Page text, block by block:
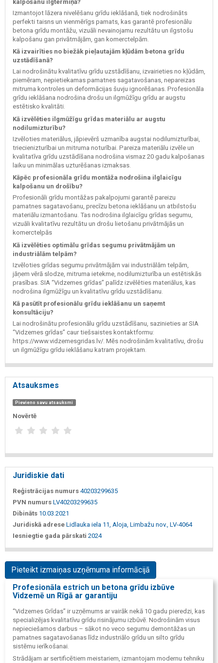
kalpošanu ilgtermiņā?
Izmantojot lāzera nivelēšanu grīdu ieklāšanā, tiek nodrošināts
perfekti taisns un vienmērīgs pamats, kas garantē profesionālu
betona grīdu montāžu, vizuāli nevainojamu rezultātu un ilgstošu
kalpošanu gan privātmājām, gan komerctelpām.
Kā izvairīties no biežāk pieļautajām kļūdām betona grīdu
uzstādīšanā?
Lai nodrošinātu kvalitatīvu grīdu uzstādīšanu, izvairieties no kļūdām,
piemēram, nepietiekamas pamatnes sagatavošanas, nepareizas
mitruma kontroles un deformācijas šuvju ignorēšanas. Profesionāla
grīdu ieklāšana nodrošina drošu un ilgmūžīgu grīdu ar augstu
estētisko kvalitāti.
Kā izvēlēties ilgmūžīgu grīdas materiālu ar augstu
nodilumizturību?
Izvēloties materiālus, jāpievērš uzmanība augstai nodilumizturībai,
triecienizturībai un mitruma noturībai. Pareiza materiālu izvēle un
kvalitatīva grīdu uzstādīšana nodrošina vismaz 20 gadu kalpošanas
laiku un minimālas uzturēšanas izmaksas.
Kāpēc profesionāla grīdu montāža nodrošina ilglaicīgu
kalpošanu un drošību?
Profesionāli grīdu montāžas pakalpojumi garantē pareizu
pamatnes sagatavošanu, precīzu betona ieklāšanu un atbilstošu
materiālu izmantošanu. Tas nodrošina ilglaicīgu grīdas segumu,
vizuāli kvalitatīvu rezultātu un drošu lietošanu privātmājās un
komerctelpās
Kā izvēlēties optimālu grīdas segumu privātmājām un
industriālām telpām?
Izvēloties grīdas segumu privātmājām vai industriālām telpām,
jāņem vērā slodze, mitruma ietekme, nodilumizturība un estētiskās
prasības. SIA “Vidzemes grīdas” palīdz izvēlēties materiālus, kas
nodrošina ilgmūžīgu un kvalitatīvu grīdu uzstādīšanu.
Kā pasūtīt profesionālu grīdu ieklāšanu un saņemt
konsultāciju?
Lai nodrošinātu profesionālu grīdu uzstādīšanu, sazinieties ar SIA
“Vidzemes grīdas” caur tiešsaistes kontaktformu:
https://www.vidzemesgridas.lv/. Mēs nodrošinām kvalitatīvu, drošu
un ilgmūžīgu grīdu ieklāšanu katram projektam.
Atsauksmes
Pievieno savu atsauksmi
Novērtē
Juridiskie dati
Reģistrācijas numurs 40203299635
PVN numurs LV40203299635
Dibināts 10.03.2021
Juridiskā adrese Lidlauka iela 11, Aloja, Limbažu nov., LV-4064
Iesniegtie gada pārskati 2024
Pieteikt izmaiņas uzņēmuma informācijā
Profesionāla estrich un betona grīdu izbūve
Vidzemē un Rīgā ar garantiju
“Vidzemes Grīdas” ir uzņēmums ar vairāk nekā 10 gadu pieredzi, kas
specializējas kvalitatīvu grīdu risinājumu izbūvē. Nodrošinām visus
nepieciešamos darbus – sākot no veco segumu demontāžas un
pamatnes sagatavošanas līdz industriālo grīdu un silto grīdu
sistēmu ierīkošanai.
Strādājam ar sertificētiem meistariem, izmantojam modernu tehniku